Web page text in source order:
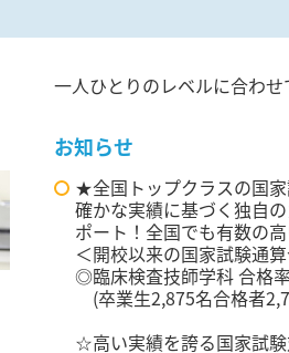
一人ひとりのレベルに合わせ
お知らせ
★全国トップクラスの国家
確かな実績に基づく独自
ポート！全国でも有数の
＜開校以来の国家試験通
◎臨床検査技師学科 合格
(卒業生2,875名合格者
☆高い実績を誇る国家試